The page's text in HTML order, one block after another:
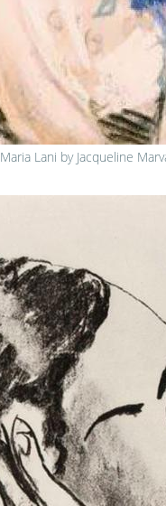
Maria Lani by Jacqueline